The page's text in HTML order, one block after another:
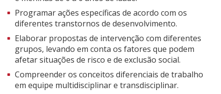
Programar ações específicas de acordo com os
diferentes transtornos de desenvolvimento.
Elaborar propostas de intervenção com diferentes
grupos, levando em conta os fatores que podem
afetar situações de risco e de exclusão social.
Compreender os conceitos diferenciais de trabalho
em equipe multidisciplinar e transdisciplinar.